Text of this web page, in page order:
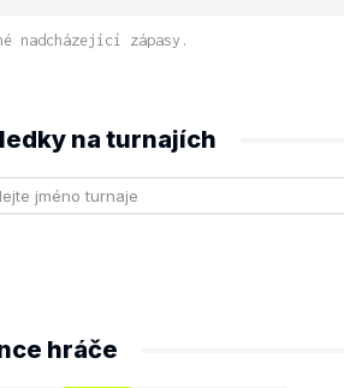
nadcházející zápasy.
na turnajích
hráče